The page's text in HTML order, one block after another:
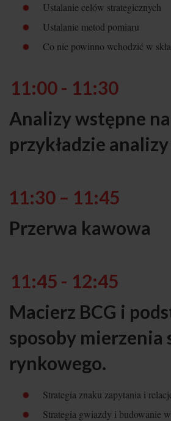
Ustalanie celów strategicznych
Ustalanie metod pomiaru
Co nie powinno wchodzić w
11:00 - 11:30
Analizy wstępne na
przykładzie analizy
11:30 – 11:45
Przerwa kawowa
11:45 - 12:45
Macierz BCG i
sposoby mierzenia
rynkowego.
Strategia znaku zapytania i
Strategia gwiazdy i budowanie